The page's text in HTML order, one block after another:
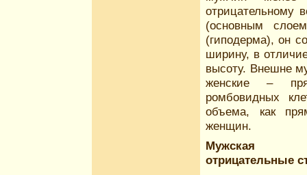
отрицательному
(основным
(гиподерма), он
ширину, в
высоту. Внешне
женские –
ромбовидных
объема, как
женщин.
Мужская
отрицательные